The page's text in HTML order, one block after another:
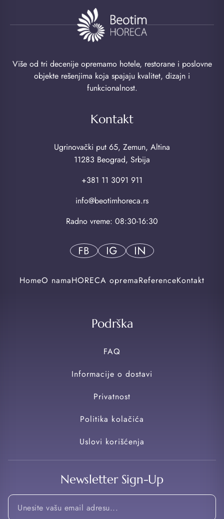
Više od tri decenije opremamo hotele, restorane i poslovne
objekte rešenjima koja spajaju kvalitet, dizajn i
funkcionalnost.
Kontakt
Ugrinovački put 65, Zemun, Altina
11283 Beograd, Srbija
+381 11 3091 911
info@beotimhoreca.rs
Radno vreme: 08:30-16:30
HomeO namaHORECA opremaReferenceKontakt
Podrška
FAQ
Informacije o dostavi
Privatnost
Politika kolačića
Uslovi korišćenja
Newsletter Sign-Up
Email